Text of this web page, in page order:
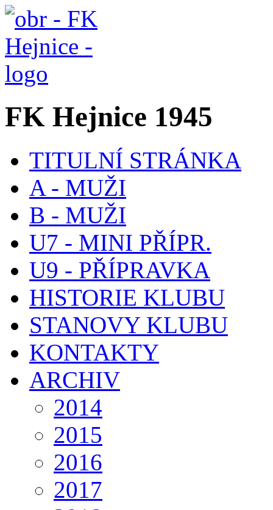
FK Hejnice 1945
TITULNÍ STRÁNKA
A - MUŽI
B - MUŽI
U7 - MINI PŘÍPR.
U9 - PŘÍPRAVKA
HISTORIE KLUBU
STANOVY KLUBU
KONTAKTY
ARCHIV
2014
2015
2016
2017